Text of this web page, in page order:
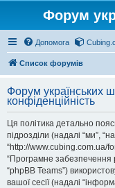
Форум
Допомога
Список форумів
Форум українських
конфіденційність
Ця політика детально
підрозділи (надалі “ми”,
“http://www.cubing.com.ua/
“Програмне забезпечення
“phpBB Teams”)
вашої сесії (надалі